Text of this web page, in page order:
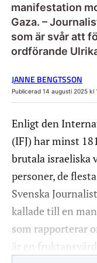
manifestation
Gaza. –
som är svår att
ordförande
JANNE BENGTSSON
Publicerad 14 augusti 2025 kl
Enligt den
(IFJ) har minst
brutala israeliska
personer, de
Svenska
kallade till en
som rapporterar
är en